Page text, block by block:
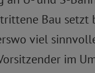
Bau
viel
im